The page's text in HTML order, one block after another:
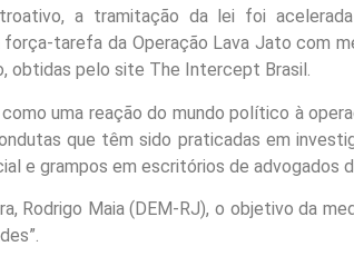
a tramitação da lei foi
tarefa da Operação Lava Jato com
obtidas pelo site The Intercept Brasil.
uma reação do mundo político à
que têm sido praticadas em
e grampos em escritórios de advogados
Rodrigo Maia (DEM-RJ), o objetivo da